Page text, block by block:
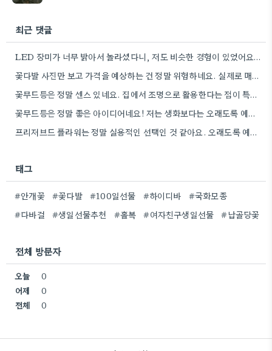
최근 댓글
LED 장미가 너무 밝아서 놀라셨다니, 저도 비슷한 경험이 있었어요. 사진보다는 실제 색감이 좀 더 강렬하더라고요.
꽃다발 사진만 보고 가격을 예상하는 건 정말 위험하네요. 실제로 매장에 가서 보니 훨씬 작아서 당황했던…
꽃무드등은 정말 센스 있네요. 집에서 조명으로 활용한다는 점이 특히 마음에 들어요.
꽃무드등은 정말 좋은 아이디어네요! 저는 생화보다는 오래도록 예쁘게 볼 수 있는 프리저브드플라워를 더 선호하는데요.
프리저브드 플라워는 정말 실용적인 선택인 것 같아요. 오래도록 예쁘게 유지할 수 있어서 좋네요.
태그
#안개꽃 #꽃다발 #100일선물 #하이디바
#국화모종
#다바걸
#생일선물추천 #홀복 #여자친구생일선물 #납골당꽃
전체 방문자
오늘
0
어제
0
전체
0